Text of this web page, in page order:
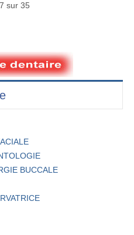
sur 35
BUCCALE